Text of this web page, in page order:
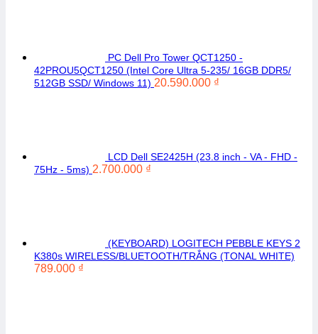
PC Dell Pro Tower QCT1250 -
42PROU5QCT1250 (Intel Core Ultra 5-235/ 16GB DDR5/
512GB SSD/ Windows 11) 20.590.000 ₫
LCD Dell SE2425H (23.8 inch - VA - FHD -
75Hz - 5ms) 2.700.000 ₫
(KEYBOARD) LOGITECH PEBBLE KEYS 2
K380s WIRELESS/BLUETOOTH/TRẮNG (TONAL WHITE)
789.000 ₫